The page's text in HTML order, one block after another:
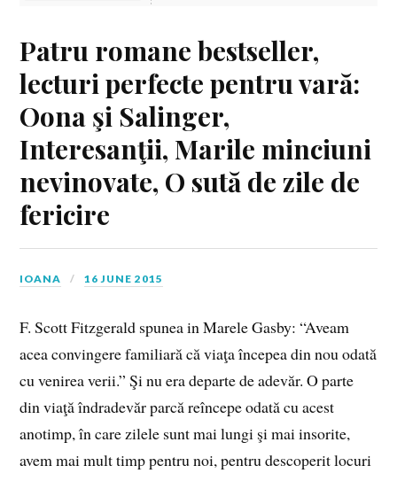
Patru romane bestseller,
lecturi perfecte pentru vară:
Oona şi Salinger,
Interesanţii, Marile minciuni
nevinovate, O sută de zile de
fericire
IOANA 16 JUNE 2015
F. Scott Fitzgerald spunea in Marele Gasby: “Aveam
acea convingere familiară că viaţa începea din nou odată
cu venirea verii.” Şi nu era departe de adevăr. O parte
din viaţă îndradevăr parcă reîncepe odată cu acest
anotimp, în care zilele sunt mai lungi şi mai insorite,
avem mai mult timp pentru noi, pentru descoperit locuri